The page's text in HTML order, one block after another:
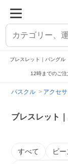
ブレスレット｜バングル
12時までのご注
パスクル アクセ
ブレスレット
すべて ビー